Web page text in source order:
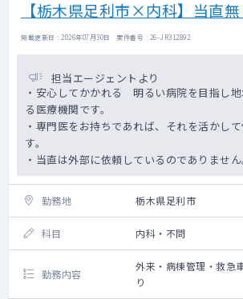
【栃木県足利市×内科】当直
掲載更新日 : 2026年07月30日 案件番号 : 26-JR312892
担当エージェントより
・安心してかかれる 明るい病院を目指し
る医療機関です。
・専門医をお持ちであれば、それを活かし
す。
・当直は外部に依頼しているのでありません
勤務地 栃木県足利市
科目 内科・不問
勤務内容
外来・病棟管理・救急
り